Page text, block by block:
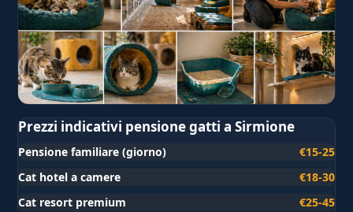
Prezzi indicativi pensione gatti a Sirmione
Pensione familiare (giorno)
€15-25
Cat hotel a camere
€18-30
Cat resort premium
€25-45